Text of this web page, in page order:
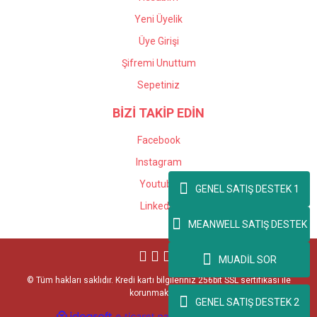
GENEL SATIŞ DESTEK 2
Yeni Üyelik
Üye Girişi
Şifremi Unuttum
Sepetiniz
BİZİ TAKİP EDİN
Facebook
Instagram
Youtube
Linkedin
© Tüm hakları saklıdır. Kredi kartı bilgileriniz 256bit SSL sertifikası ile
korunmaktadır.
GENEL SATIŞ DESTEK 1
MEANWELL SATIŞ DESTEK
MUADİL SOR